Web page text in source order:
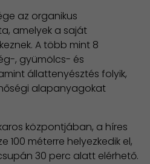
az organikus
amelyek a saját
A több mint 8
, gyümölcs- és
állattenyésztés folyik,
alapanyagokat
központjában, a híres
100 méterre helyezkedik el,
30 perc alatt elérhető.